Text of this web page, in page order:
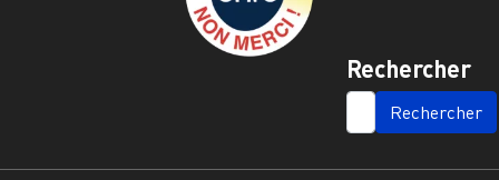
Rechercher
SEARCH